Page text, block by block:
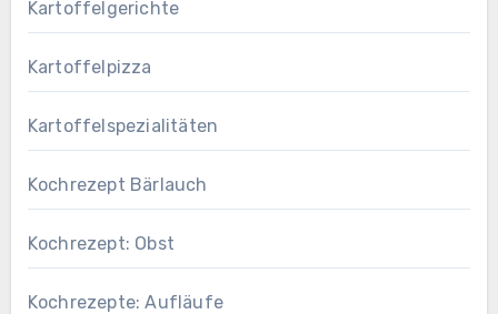
Kartoffelgerichte
Kartoffelpizza
Kartoffelspezialitäten
Kochrezept Bärlauch
Kochrezept: Obst
Kochrezepte: Aufläufe